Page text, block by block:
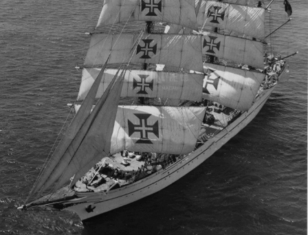
寺
廟
巴
士
教
堂
街
市